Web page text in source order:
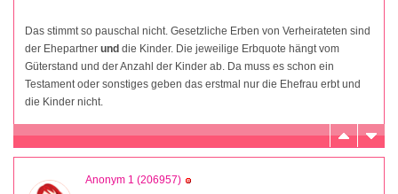
Das stimmt so pauschal nicht. Gesetzliche Erben von Verheirateten sind
der Ehepartner und die Kinder. Die jeweilige Erbquote hängt vom
Güterstand und der Anzahl der Kinder ab. Da muss es schon ein
Testament oder sonstiges geben das erstmal nur die Ehefrau erbt und
die Kinder nicht.
Anonym 1 (206957)